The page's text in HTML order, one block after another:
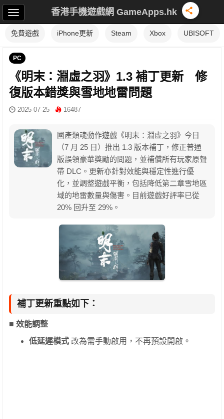
香港手機遊戲網 GameApps.hk
免費遊戲 iPhone更新 Steam Xbox UBISOFT
PC
《明末：淵虛之羽》1.3 補丁更新 修
復版本錯獎與雪地地雷問題
2025-07-25 16487
國產類魂動作遊戲《明末：淵虛之羽》今日
（7 月 25 日）推出 1.3 版本補丁，修正普通
版誤領豪華獎勵的問題，並補償所有玩家原聲
帶 DLC。更新亦針對效能與穩定性進行優
化，並調整遊戲平衡，包括降低第二章雪地區
域的地雷數量與傷害。目前遊戲好評率已從
20% 回升至 29%。
補丁更新重點如下：
■ 效能調整
低延遲模式 改為需手動啟用，不再預設開啟。